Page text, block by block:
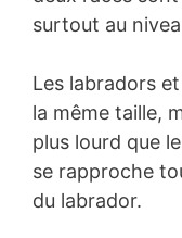
surtout au
Les labradors
la même taille,
plus lourd que
se rapproche
du labrador.